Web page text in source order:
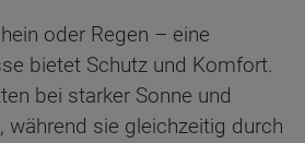
oder Regen – eine
bietet Schutz und Komfort.
bei starker Sonne und
während sie gleichzeitig durch